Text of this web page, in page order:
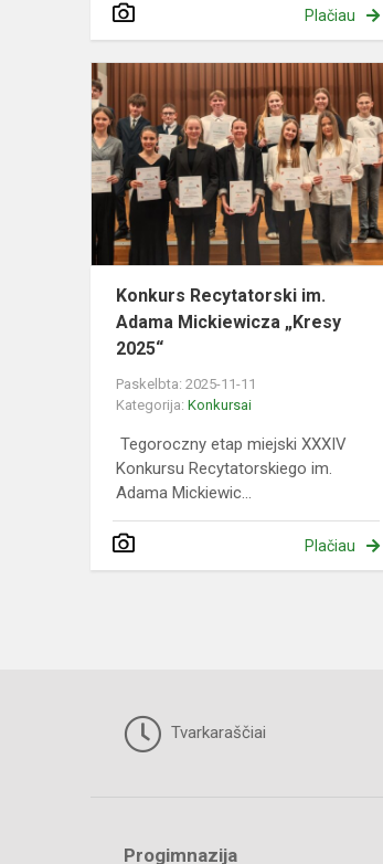
Plačiau
Konkurs Recytatorski im.
Adama Mickiewicza „Kresy
2025“
Paskelbta: 2025-11-11
Kategorija: Konkursai
Tegoroczny etap miejski XXXIV
Konkursu Recytatorskiego im.
Adama Mickiewic...
Plačiau
Tvarkaraščiai
Progimnazija